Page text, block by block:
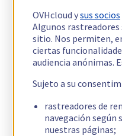
OVHcloud ysus socios
Algunos
sitio. Nos permiten,
ciertas
audiencia anónimas.
Sujeto a su
rastreadores de
navegación según
nuestras páginas;